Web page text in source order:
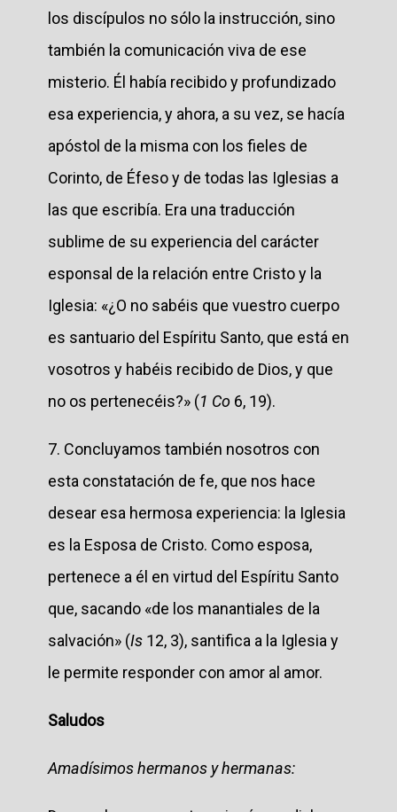
los discípulos no sólo la instrucción, sino
también la comunicación viva de ese
misterio. Él había recibido y profundizado
esa experiencia, y ahora, a su vez, se hacía
apóstol de la misma con los fieles de
Corinto, de Éfeso y de todas las Iglesias a
las que escribía. Era una traducción
sublime de su experiencia del carácter
esponsal de la relación entre Cristo y la
Iglesia: «¿O no sabéis que vuestro cuerpo
es santuario del Espíritu Santo, que está en
vosotros y habéis recibido de Dios, y que
no os pertenecéis?» (1 Co 6, 19).
7. Concluyamos también nosotros con
esta constatación de fe, que nos hace
desear esa hermosa experiencia: la Iglesia
es la Esposa de Cristo. Como esposa,
pertenece a él en virtud del Espíritu Santo
que, sacando «de los manantiales de la
salvación» (Is 12, 3), santifica a la Iglesia y
le permite responder con amor al amor.
Saludos
Amadísimos hermanos y hermanas: